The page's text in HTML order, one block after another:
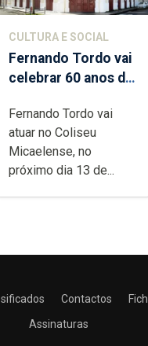
CULTURA E SOCIAL
Fernando Tordo vai
celebrar 60 anos de
Micaelense
Fernando Tordo vai
atuar no Coliseu
Micaelense, no
próximo dia 13 de...
Contactos
Assinaturas